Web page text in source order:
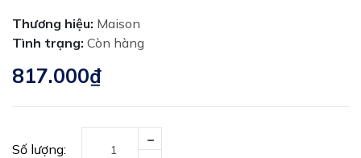
Thương hiệu: Maison
Tình trạng: Còn hàng
817.000₫
Số lượng: